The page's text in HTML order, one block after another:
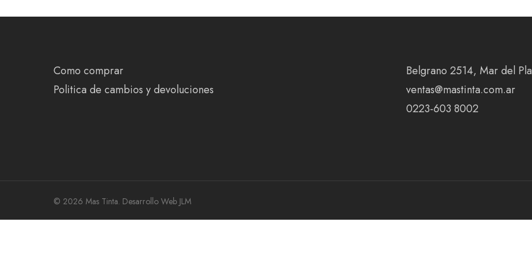
Como comprar
Politica de cambios y devoluciones
Belgrano 2514, Mar del
ventas@mastinta.com.ar
0223-603 8002
© 2026 Mas Tinta. Desarrollo Web JLM